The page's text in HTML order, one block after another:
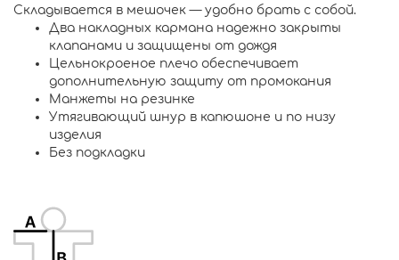
Складывается в мешочек — удобно брать с собой.
Два накладных кармана надежно закрыты
клапанами и защищены от дождя
Цельнокроеное плечо обеспечивает
дополнительную защиту от промокания
Манжеты на резинке
Утягивающий шнур в капюшоне и по низу
изделия
Без подкладки